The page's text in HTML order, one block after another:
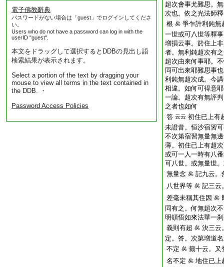
電子佛教辭典
パスワードがない場合は「guest」でログインしてくださ
い。
Users who do not have a password can log in with the
userID "guest".
本文をドラッグして選択するとDDBの見出し語
検索結果が表示されます。
Select a portion of the text by dragging your
mouse to view all terms in the text contained in
the DDB. ・
Password Access Policies
超次會事尤難思。
次也。依之光法師
根 矣 爭乍許利鈍無
一世或可八世等釋
増損云事。於住上
者。無利鈍超次有
超次由來何事耶。
同可出來耶難思事
利鈍無超次成。今
相違。如何可得意
一論。超次有無評
之者也如何
答 云云 初住已上有
未證昔。恒沙宿習
不次第宿習無量無
薄。初住已上有超
或可一人一時有八
可八世。或無量世
無量念 矣 記九云。
八世界等 矣 記三云
差毫未稱其住因 矣
同有之。何無超次
明頓悟如來法華一
義則有超 矣 決三云
定。答。次第増道
不定 矣 籤十云。又
名不定 矣 地住已上